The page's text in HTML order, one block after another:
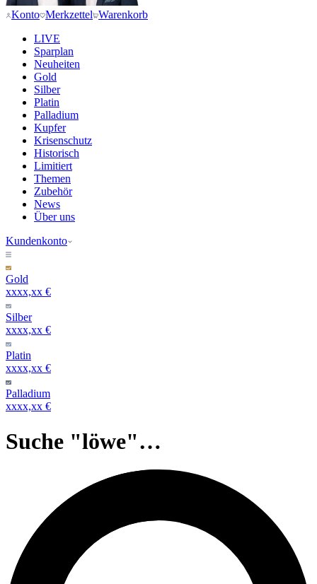
Konto Merkzettel Warenkorb
LIVE
Sparplan
Neuheiten
Gold
Silber
Platin
Palladium
Kupfer
Krisenschutz
Historisch
Limitiert
Themen
Zubehör
News
Über uns
Kundenkonto
Gold
xxxx,xx €
Silber
xxxx,xx €
Platin
xxxx,xx €
Palladium
xxxx,xx €
Suche "löwe"…